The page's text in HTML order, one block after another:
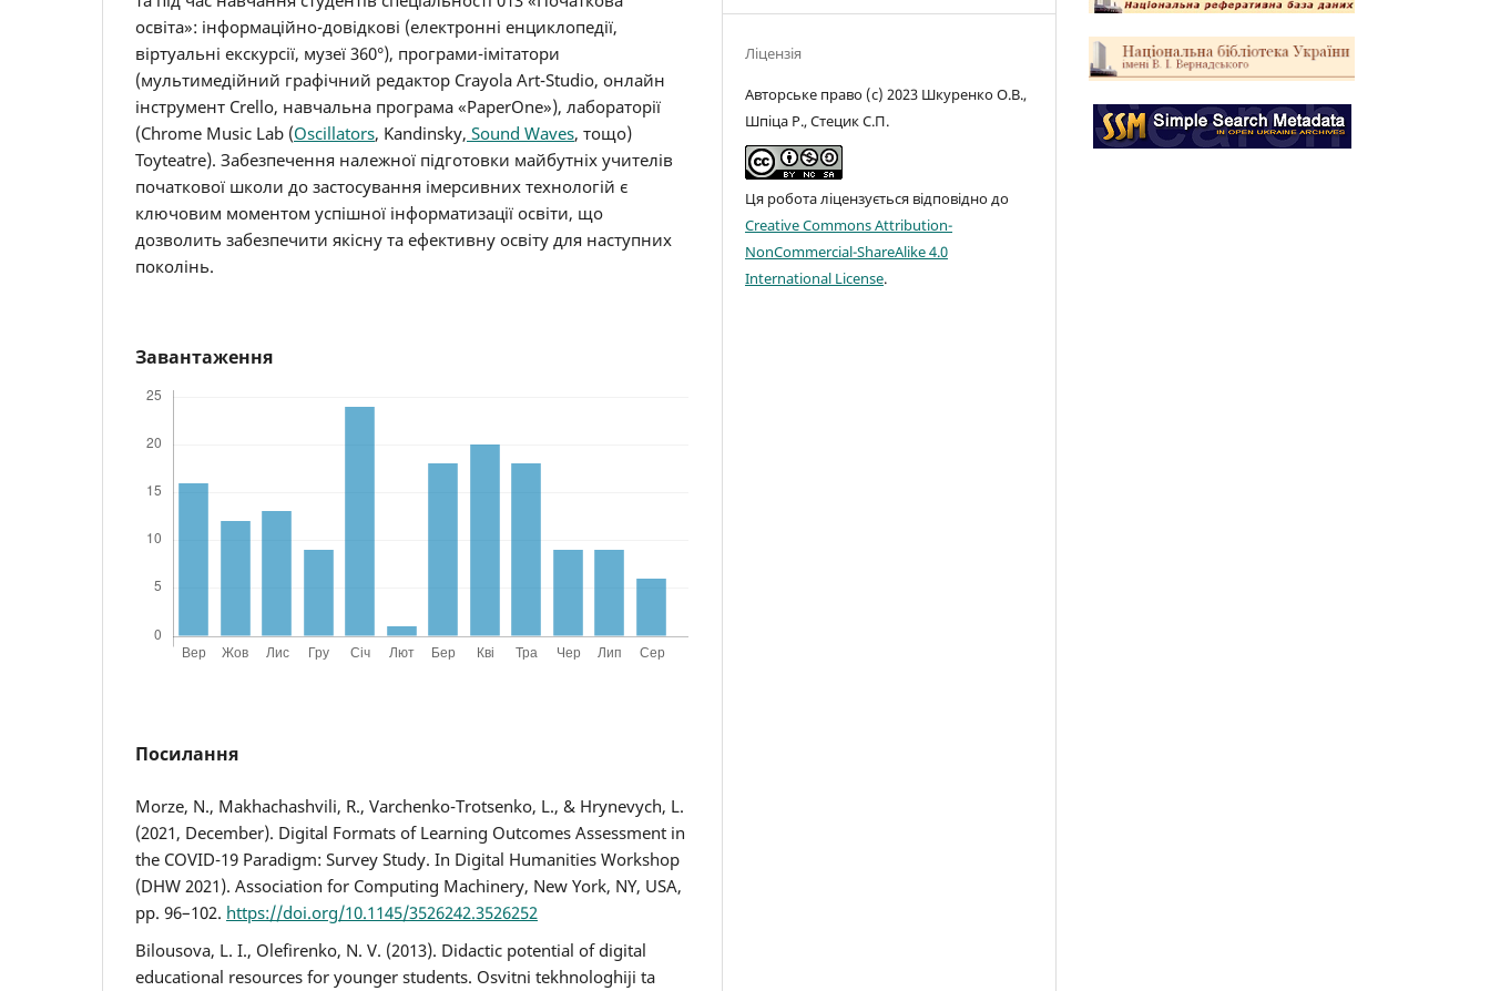
освіта»: інформаційно-довідкові (електронні енциклопедії,
віртуальні екскурсії, музеї 360°), програми-імітатори
(мультимедійний графічний редактор Crayola Art-Studio, онлайн
інструмент Crello, навчальна програма «PaperOne»), лабораторії
(Chrome Music Lab (Oscillators, Kandinsky, Sound Waves, тощо)
Toyteatre). Забезпечення належної підготовки майбутніх учителів
початкової школи до застосування імерсивних технологій є
ключовим моментом успішної інформатизації освіти, що
дозволить забезпечити якісну та ефективну освіту для наступних
поколінь.
Завантаження
Посилання
Morze, N., Makhachashvili, R., Varchenko-Trotsenko, L., & Hrynevych, L.
(2021, December). Digital Formats of Learning Outcomes Assessment in
the COVID-19 Paradigm: Survey Study. In Digital Humanities Workshop
(DHW 2021). Association for Computing Machinery, New York, NY, USA,
pp. 96–102. https://doi.org/10.1145/3526242.3526252
Bilousova, L. I., Olefirenko, N. V. (2013). Didactic potential of digital
educational resources for younger students. Osvitni tekhnologhiji ta
Ліцензія
Авторське право (c) 2023 Шкуренко О.В.,
Шпіца Р., Стецик С.П.
Ця робота ліцензується відповідно до
Creative Commons Attribution-
NonCommercial-ShareAlike 4.0
International License.